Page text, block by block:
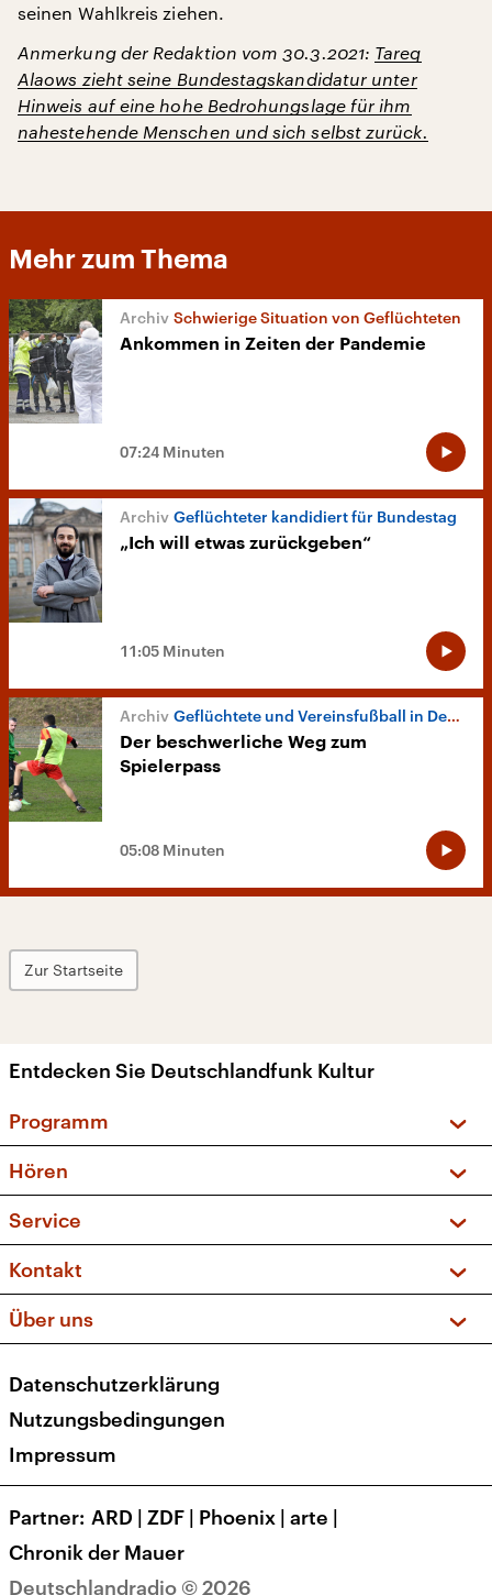
seinen Wahlkreis ziehen.
Anmerkung der Redaktion vom 30.3.2021: Tareq
Alaows zieht seine Bundestagskandidatur unter
Hinweis auf eine hohe Bedrohungslage für ihm
nahestehende Menschen und sich selbst zurück.
Mehr zum Thema
Schwierige Situation von Geflüchteten
Ankommen in Zeiten der Pandemie
07:24 Minuten
Geflüchteter kandidiert für Bundestag
„Ich will etwas zurückgeben“
11:05 Minuten
Geflüchtete und Vereinsfußball in Deutschland
Der beschwerliche Weg zum
Spielerpass
05:08 Minuten
Zur Startseite
Entdecken Sie Deutschlandfunk Kultur
Programm
Sendungen und Podcasts
Musikliste
Kakadu – Das Kinderprogramm
Hören
Frequenzen (UKW + DAB+)
Service
FAQ
Apps
Newsletter
Veranstaltungen
Kontakt
Social Media
Über uns
Presse
Karriere
Transparenz
Deutschlandradio © 2026
Datenschutzerklärung
Nutzungsbedingungen
Impressum
Partner ARD | ZDF | Phoenix | arte |
Chronik der Mauer